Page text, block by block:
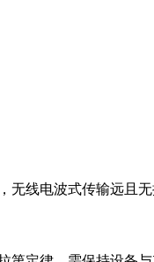
线电波式传输远且无